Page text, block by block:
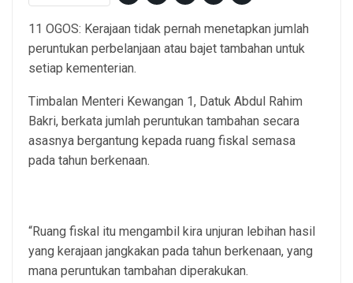
11 OGOS: Kerajaan tidak pernah menetapkan jumlah
peruntukan perbelanjaan atau bajet tambahan untuk
setiap kementerian.
Timbalan Menteri Kewangan 1, Datuk Abdul Rahim
Bakri, berkata jumlah peruntukan tambahan secara
asasnya bergantung kepada ruang fiskal semasa
pada tahun berkenaan.
“Ruang fiskal itu mengambil kira unjuran lebihan hasil
yang kerajaan jangkakan pada tahun berkenaan, yang
mana peruntukan tambahan diperakukan.